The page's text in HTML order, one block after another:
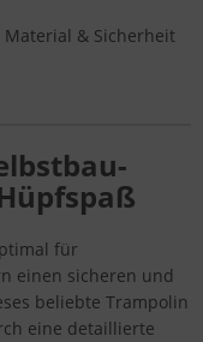
Material & Sicherheit
für
einen sicheren und
beliebte Trampolin
eine detaillierte